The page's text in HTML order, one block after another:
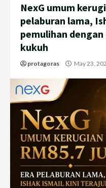
NexG umum
pelaburan lama,
pemulihan
kukuh
protagoras May 23,